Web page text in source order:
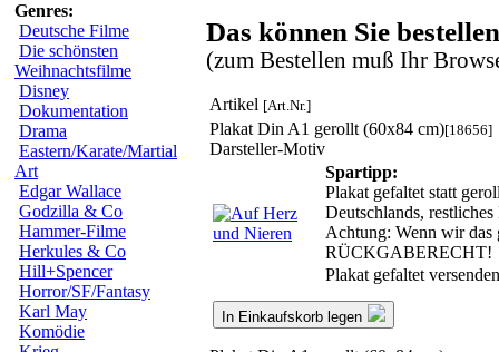
Genres:
Deutsche Filme
Die schönsten
Weihnachtsfilme
Disney
Dokumentation
Drama
Eastern/Karate/Martial
Art
Edgar Wallace
Godzilla & Co
Hammer-Filme
Herkules & Co
Hill+Spencer
Horror/SF/Fantasy
Karl May
Komödie
Das können Sie
(zum Bestellen muß Ihr
Artikel [Art.Nr.]
Plakat Din A1 gerollt (60x84 cm)[18656]
Darsteller-Motiv
Spartipp:
Plakat gefaltet statt
Deutschlands,
Achtung: Wenn wir das
RÜCKGABERECHT!
Plakat gefaltet
In Einkaufskorb legen